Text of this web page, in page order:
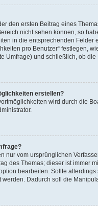
den ersten Beitrag eines
nicht sehen können, so
in die entsprechenden
pro Benutzer“ festlegen,
Umfrage) und schließlich, ob
erstellen?
wird durch die
nur vom ursprünglichen
des Themas; dieser ist immer
bearbeiten. Sollte
Dadurch soll die